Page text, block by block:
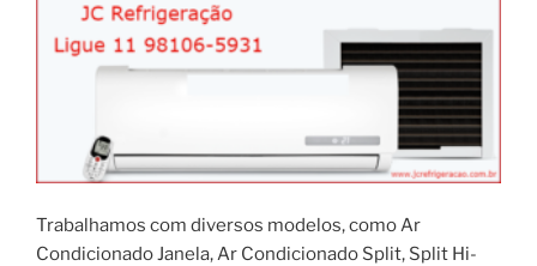
Trabalhamos com diversos modelos, como Ar
Condicionado Janela, Ar Condicionado Split, Split Hi-